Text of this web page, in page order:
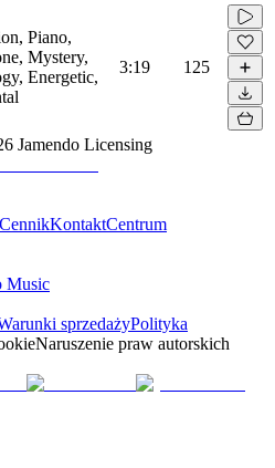
Piano,
Mystery,
Energetic,
3:19 125
Jamendo Licensing
CennikKontaktCentrum
Music
sprzedażyPolityka
Naruszenie praw autorskich